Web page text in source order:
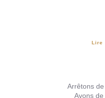
Lire
Arrêtons
Ayons